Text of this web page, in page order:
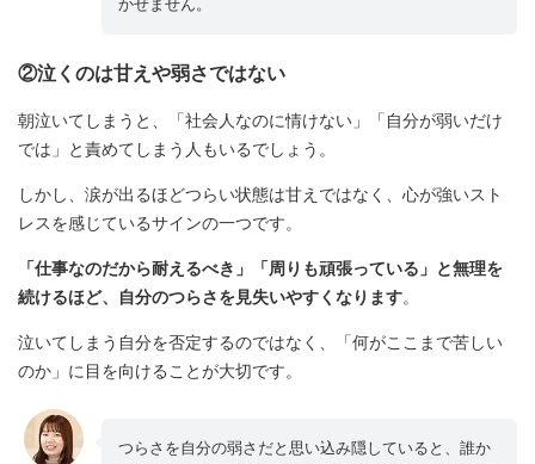
かせません。
②泣くのは甘えや弱さではない
朝泣いてしまうと、「社会人なのに情けない」「自分が弱いだけ
では」と責めてしまう人もいるでしょう。
しかし、涙が出るほどつらい状態は甘えではなく、心が強いスト
レスを感じているサインの一つです。
「仕事なのだから耐えるべき」「周りも頑張っている」と無理を
続けるほど、自分のつらさを見失いやすくなります。
泣いてしまう自分を否定するのではなく、「何がここまで苦しい
のか」に目を向けることが大切です。
つらさを自分の弱さだと思い込み隠していると、誰か